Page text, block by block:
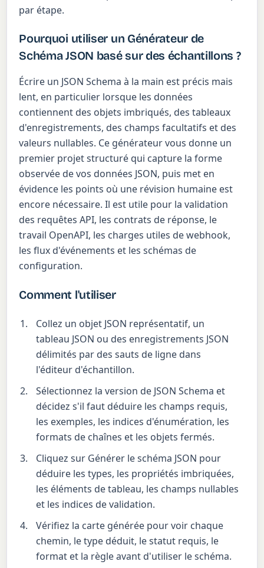
par étape.
Pourquoi utiliser un Générateur de
Schéma JSON basé sur des échantillons ?
Écrire un JSON Schema à la main est précis mais
lent, en particulier lorsque les données
contiennent des objets imbriqués, des tableaux
d'enregistrements, des champs facultatifs et des
valeurs nullables. Ce générateur vous donne un
premier projet structuré qui capture la forme
observée de vos données JSON, puis met en
évidence les points où une révision humaine est
encore nécessaire. Il est utile pour la validation
des requêtes API, les contrats de réponse, le
travail OpenAPI, les charges utiles de webhook,
les flux d'événements et les schémas de
configuration.
Comment l'utiliser
Collez un objet JSON représentatif, un
tableau JSON ou des enregistrements JSON
délimités par des sauts de ligne dans
l'éditeur d'échantillon.
Sélectionnez la version de JSON Schema et
décidez s'il faut déduire les champs requis,
les exemples, les indices d'énumération, les
formats de chaînes et les objets fermés.
Cliquez sur Générer le schéma JSON pour
déduire les types, les propriétés imbriquées,
les éléments de tableau, les champs nullables
et les indices de validation.
Vérifiez la carte générée pour voir chaque
chemin, le type déduit, le statut requis, le
format et la règle avant d'utiliser le schéma.